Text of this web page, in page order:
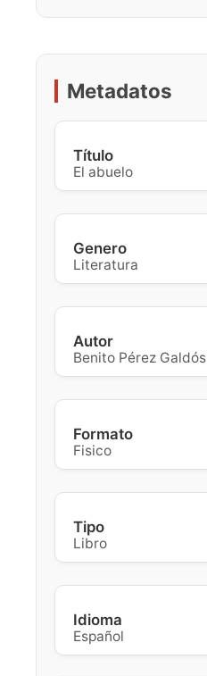
Metadatos
Título
El abuelo
Genero
Literatura
Autor
Benito Pérez Galdós
Formato
Fisico
Tipo
Libro
Idioma
Español